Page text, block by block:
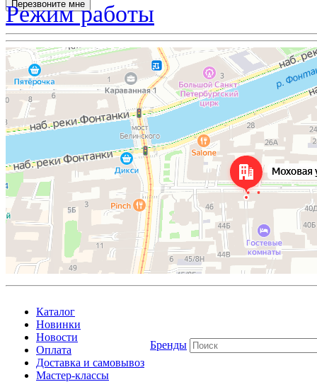
Режим работы
Каталог
Новинки
Новости
Оплата
Доставка и самовывоз
Мастер-классы
Бренды